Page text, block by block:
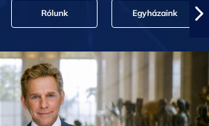
Rólunk Egyházaink